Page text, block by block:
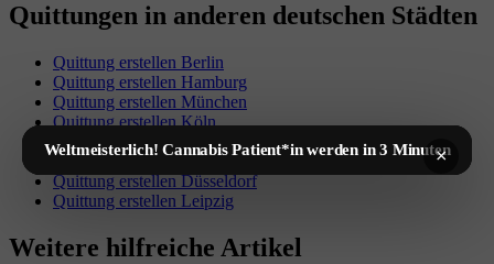
Quittungen in anderen deutschen Städten
Quittung erstellen Berlin
Quittung erstellen Hamburg
Quittung erstellen München
Quittung erstellen Köln
Quittung erstellen Frankfurt am Main
Quittung erstellen Stuttgart
Quittung erstellen Düsseldorf
Quittung erstellen Leipzig
Weitere hilfreiche Artikel
Weltmeisterlich! Cannabis Patient*in werden in 3 Minuten
×